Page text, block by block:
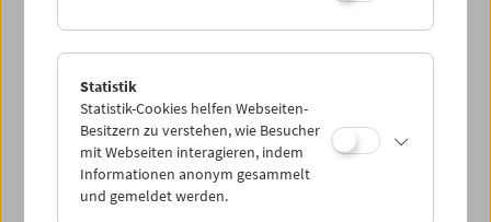
Rage, Racism, Reggae, Resistance
Pioneers of Black British Cinema
Statistik
Statistik-Cookies helfen Webseiten-
Besitzern zu verstehen, wie Besucher
mit Webseiten interagieren, indem
Informationen anonym gesammelt
und gemeldet werden.